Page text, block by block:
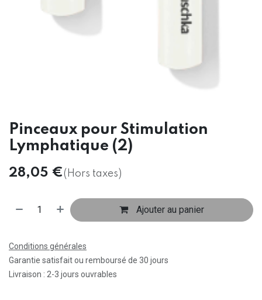
Pinceaux pour Stimulation
Lymphatique (2)
28,05 €(Hors taxes)
Ajouter au panier
Conditions générales
Garantie satisfait ou remboursé de 30 jours
Livraison : 2-3 jours ouvrables